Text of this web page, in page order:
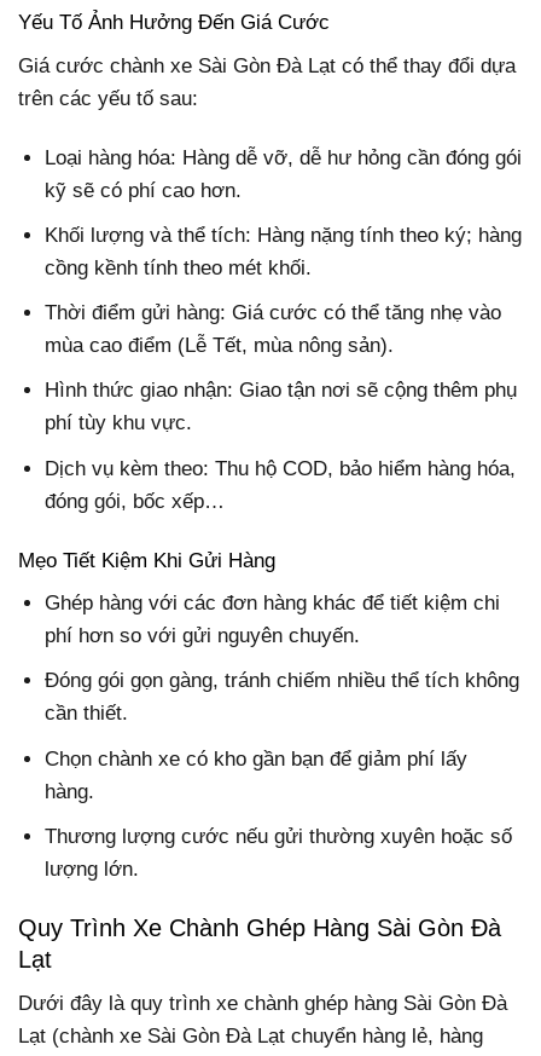
Yếu Tố Ảnh Hưởng Đến Giá Cước
Giá cước chành xe Sài Gòn Đà Lạt có thể thay đổi dựa
trên các yếu tố sau:
Loại hàng hóa: Hàng dễ vỡ, dễ hư hỏng cần đóng gói
kỹ sẽ có phí cao hơn.
Khối lượng và thể tích: Hàng nặng tính theo ký; hàng
cồng kềnh tính theo mét khối.
Thời điểm gửi hàng: Giá cước có thể tăng nhẹ vào
mùa cao điểm (Lễ Tết, mùa nông sản).
Hình thức giao nhận: Giao tận nơi sẽ cộng thêm phụ
phí tùy khu vực.
Dịch vụ kèm theo: Thu hộ COD, bảo hiểm hàng hóa,
đóng gói, bốc xếp…
Mẹo Tiết Kiệm Khi Gửi Hàng
Ghép hàng với các đơn hàng khác để tiết kiệm chi
phí hơn so với gửi nguyên chuyến.
Đóng gói gọn gàng, tránh chiếm nhiều thể tích không
cần thiết.
Chọn chành xe có kho gần bạn để giảm phí lấy
hàng.
Thương lượng cước nếu gửi thường xuyên hoặc số
lượng lớn.
Quy Trình Xe Chành Ghép Hàng Sài Gòn Đà
Lạt
Dưới đây là quy trình xe chành ghép hàng Sài Gòn Đà
Lạt (chành xe Sài Gòn Đà Lạt chuyển hàng lẻ, hàng